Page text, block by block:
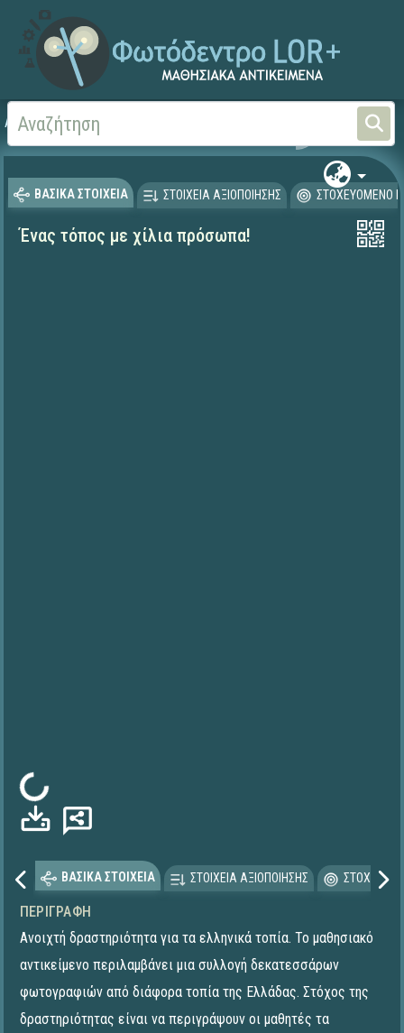
Αρχική Γεωγραφία-Γεωλογία
ΒΑΣΙΚΑ ΣΤΟΙΧΕΙΑ ΣΤΟΙΧΕΙΑ ΑΞΙΟΠΟΙΗΣΗΣ ΣΤΟΧΕΥΟΜΕΝΟ
Ένας τόπος με χίλια πρόσωπα!
Φόρτωση...
ΒΑΣΙΚΑ ΣΤΟΙΧΕΙΑ ΣΤΟΙΧΕΙΑ ΑΞΙΟΠΟΙΗΣΗΣ
ΠΕΡΙΓΡΑΦΉ
Ανοιχτή δραστηριότητα για τα ελληνικά τοπία. Το μαθησιακό
αντικείμενο περιλαμβάνει μια συλλογή δεκατεσσάρων
φωτογραφιών από διάφορα τοπία της Ελλάδας. Στόχος της
δραστηριότητας είναι να περιγράψουν οι μαθητές τα